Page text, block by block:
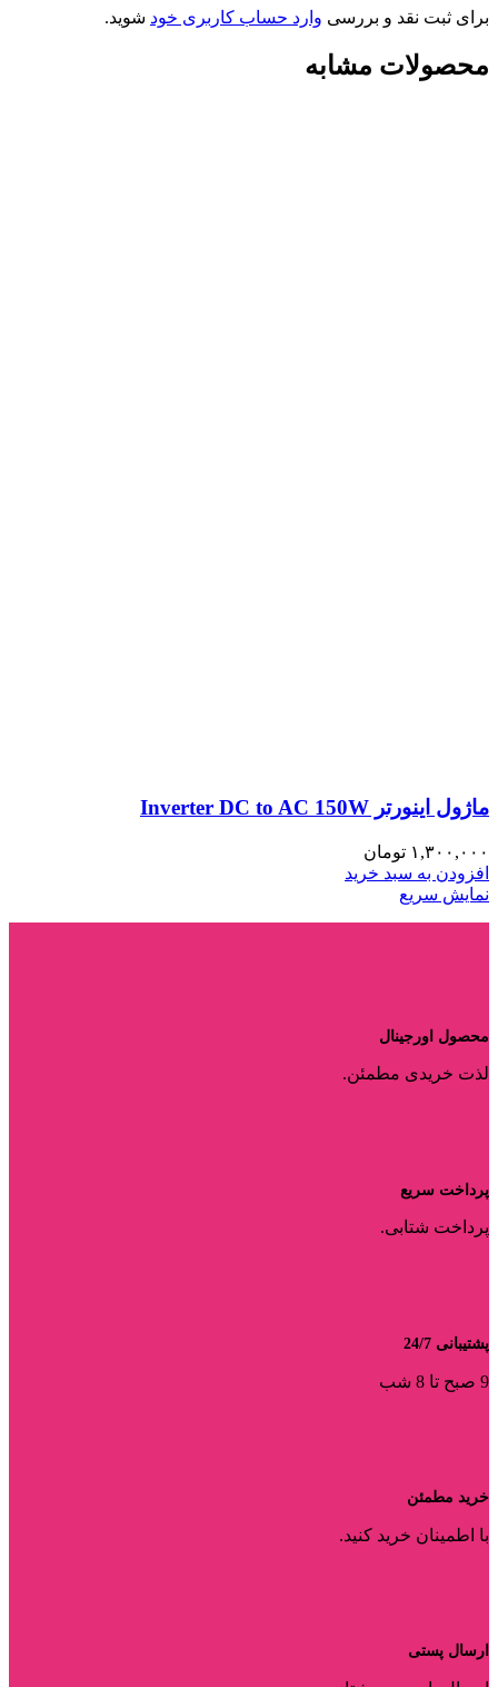
برای ثبت نقد و بررسی وارد حساب کاربری خود شوید.
محصولات مشابه
ماژول اینورتر Inverter DC to AC 150W
۱,۳۰۰,۰۰۰ تومان
افزودن به سبد خرید
نمایش سریع
محصول اورجینال
لذت خریدی مطمئن.
پرداخت سریع
پرداخت شتابی.
پشتیبانی 24/7
9 صبح تا 8 شب
خرید مطمئن
با اطمینان خرید کنید.
ارسال پستی